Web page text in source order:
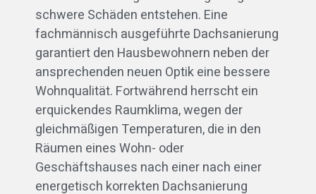
schwere Schäden entstehen. Eine
fachmännisch ausgeführte Dachsanierung
garantiert den Hausbewohnern neben der
ansprechenden neuen Optik eine bessere
Wohnqualität. Fortwährend herrscht ein
erquickendes Raumklima, wegen der
gleichmäßigen Temperaturen, die in den
Räumen eines Wohn- oder
Geschäftshauses nach einer nach einer
energetisch korrekten Dachsanierung